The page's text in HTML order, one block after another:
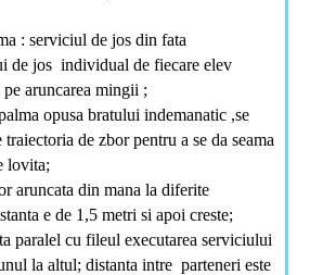
: serviciul de jos din fata
de jos individual de fiecare elev
aruncarea mingii ;
opusa bratului indemanatic ,se
de zbor pentru a se da seama
lovita;
aruncata din mana la diferite
e de 1,5 metri si apoi creste;
paralel cu fileul executarea serviciului
la altul; distanta intre parteneri este